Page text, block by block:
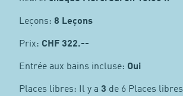
Leçons: 8 Leçons
Prix: CHF 322.--
Entrée aux bains incluse: Oui
Places libres: Il y a 3 de 6 Places libres